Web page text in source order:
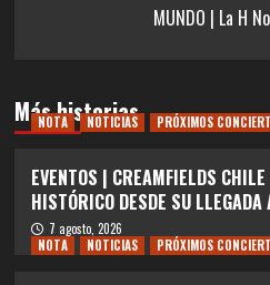
MUNDO | La H
Más historias
NOTA NOTICIAS PRÓXIMOS
EVENTOS | CREAMFIELDS
HISTÓRICO DESDE SU
7 agosto, 2026
NOTA
NOTICIAS PRÓXIMOS